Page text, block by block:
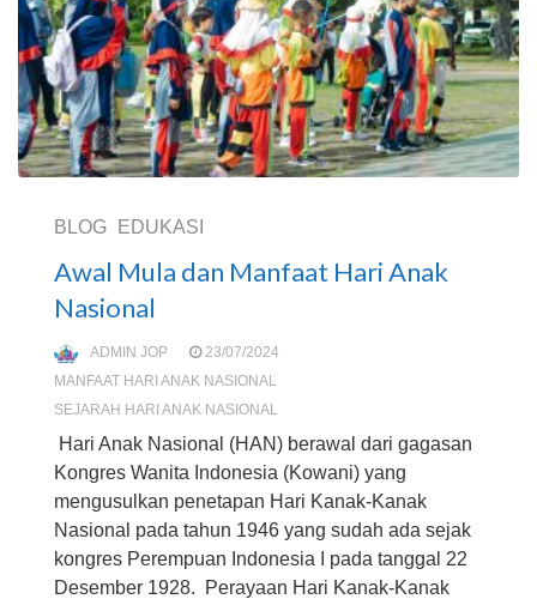
BLOG EDUKASI
Awal Mula dan Manfaat Hari Anak
Nasional
ADMIN JOP
23/07/2024
MANFAAT HARI ANAK NASIONAL
SEJARAH HARI ANAK NASIONAL
Hari Anak Nasional (HAN) berawal dari gagasan
Kongres Wanita Indonesia (Kowani) yang
mengusulkan penetapan Hari Kanak-Kanak
Nasional pada tahun 1946 yang sudah ada sejak
kongres Perempuan Indonesia I pada tanggal 22
Desember 1928. Perayaan Hari Kanak-Kanak